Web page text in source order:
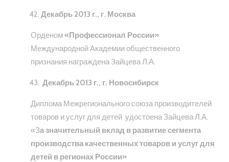
Декабрь 2013 г., г. Москва
Орденом«Профессионал России»
Международной Академии общественного
признания награждена Зайцева Л.А.
Декабрь 2013 г., г. Новосибирск
Диплома Межрегионального союза производителей
товаров и услуг для детей удостоена Зайцева Л.А.
«За значительный вклад в развитие сегмента
производства качественных товаров и услуг для
детей в регионах России»